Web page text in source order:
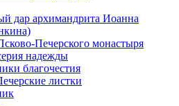
дар архимандрита Иоанна
Печерского монастыря
надежды
благочестия
листки